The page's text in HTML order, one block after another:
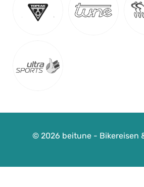
© 2026 beitune - Bikereisen